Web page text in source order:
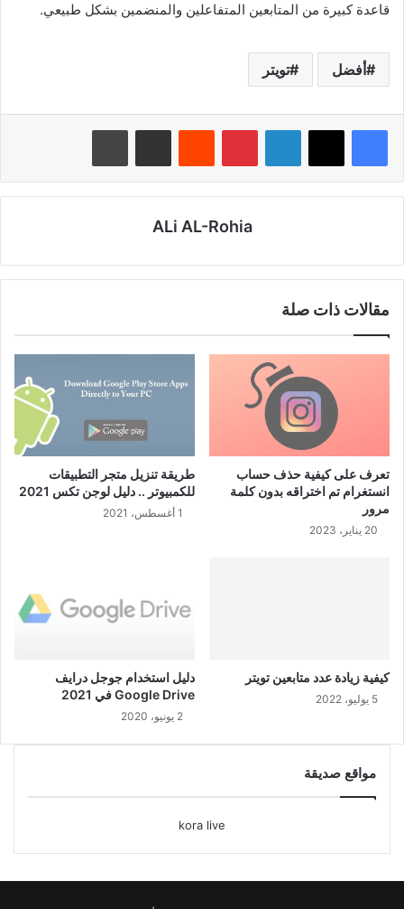
قاعدة كبيرة من المتابعين المتفاعلين والمنضمين بشكل طبيعي.
أفضل تويتر
لينكدإن بينتيريست
ALi AL-Rohia
مقالات ذات صلة
تعرف على كيفية حذف حساب
انستغرام تم اختراقه بدون كلمة
مرور
20 يناير، 2023
طريقة تنزيل متجر التطبيقات
للكمبيوتر .. دليل لوجن تكس 2021
1 أغسطس، 2021
كيفية زيادة عدد متابعين تويتر
5 يوليو، 2022
دليل استخدام جوجل درايف
Google Drive في 2021
2 يونيو، 2020
مواقع صديقة
kora live